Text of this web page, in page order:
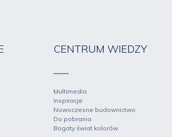
CENTRUM WIEDZY
Multimedia
Inspiracje
Nowoczesne budownictwo
Do pobrania
Bogaty świat kolorów